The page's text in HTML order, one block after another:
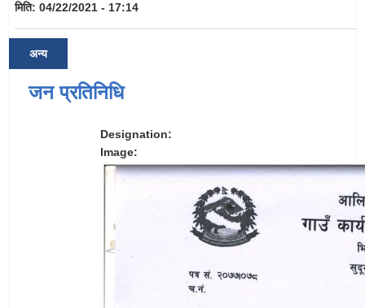
मिति: 04/22/2021 - 17:14
अन्य
जन प्रतिनिधि
Designation:
Image: